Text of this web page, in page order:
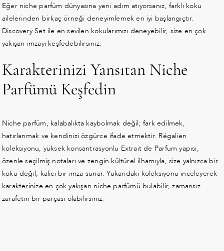
Eğer niche parfüm dünyasına yeni adım atıyorsanız, farklı koku
ailelerinden birkaç örneği deneyimlemek en iyi başlangıçtır.
Discovery Set ile en sevilen kokularımızı deneyebilir, size en çok
yakışan imzayı keşfedebilirsiniz.
Karakterinizi Yansıtan Niche
Parfümü Keşfedin
Niche parfüm, kalabalıkta kaybolmak değil; fark edilmek,
hatırlanmak ve kendinizi özgürce ifade etmektir. Régalien
koleksiyonu, yüksek konsantrasyonlu Extrait de Parfum yapısı,
özenle seçilmiş notaları ve zengin kültürel ilhamıyla, size yalnızca bir
koku değil; kalıcı bir imza sunar. Yukarıdaki koleksiyonu inceleyerek
karakterinize en çok yakışan niche parfümü bulabilir, zamansız
zarafetin bir parçası olabilirsiniz.